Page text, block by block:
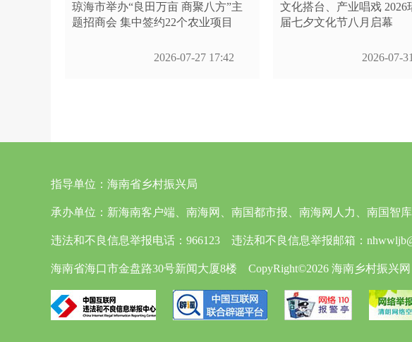
琼海市举办“良田万亩 商聚八方”主
题招商会 集中签约22个农业项目
2026-07-27 17:42
文化搭台、产业唱戏 2026
届七夕文化节八月启幕
2026-07-
指导单位： 海南省乡村振兴局
承办单位： 新海南客户端、南海网、南国都市报、南海网人力、南国智
违法和不良信息举报电话：966123 违法和不良信息举报邮箱：
海南省海口市金盘路30号新闻大厦8楼 CopyRight©2026 海南乡村振兴